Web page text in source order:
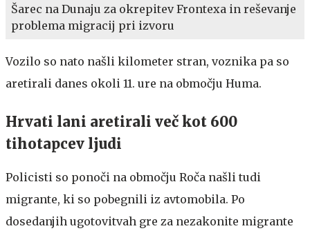
Šarec na Dunaju za okrepitev Frontexa in reševanje
problema migracij pri izvoru
Vozilo so nato našli kilometer stran, voznika pa so
aretirali danes okoli 11. ure na območju Huma.
Hrvati lani aretirali več kot 600
tihotapcev ljudi
Policisti so ponoči na območju Roča našli tudi
migrante, ki so pobegnili iz avtomobila. Po
dosedanjih ugotovitvah gre za nezakonite migrante